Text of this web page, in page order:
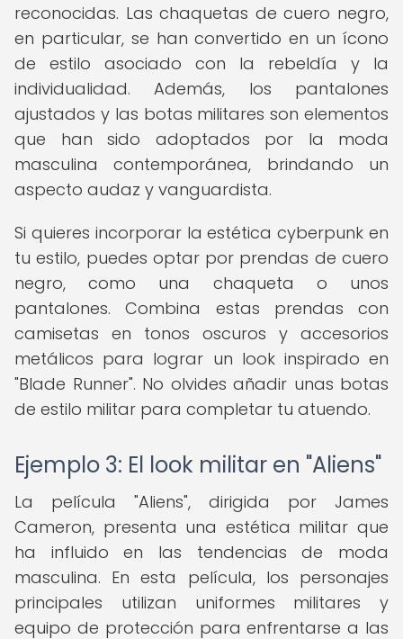
reconocidas. Las chaquetas de cuero negro,
en particular, se han convertido en un ícono
de estilo asociado con la rebeldía y la
individualidad. Además, los pantalones
ajustados y las botas militares son elementos
que han sido adoptados por la moda
masculina contemporánea, brindando un
aspecto audaz y vanguardista.
Si quieres incorporar la estética cyberpunk en
tu estilo, puedes optar por prendas de cuero
negro, como una chaqueta o unos
pantalones. Combina estas prendas con
camisetas en tonos oscuros y accesorios
metálicos para lograr un look inspirado en
"Blade Runner". No olvides añadir unas botas
de estilo militar para completar tu atuendo.
Ejemplo 3: El look militar en "Aliens"
La película "Aliens", dirigida por James
Cameron, presenta una estética militar que
ha influido en las tendencias de moda
masculina. En esta película, los personajes
principales utilizan uniformes militares y
equipo de protección para enfrentarse a las